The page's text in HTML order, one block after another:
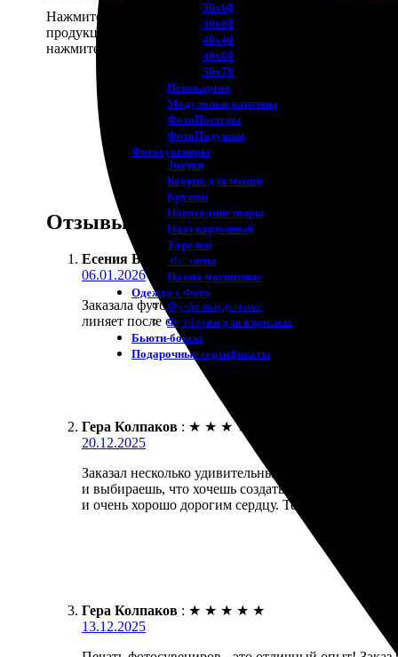
30х60
30х90
40х40
40х60
50х70
Пенокартон
Модульные картины
ФотоПостеры
ФотоПодушки
Фотоcувениры
Значки
Коврик для мыши
Кружки
Новогодние шары
Пазл картонный
Тарелки
Магниты
Пазлы магнитные
Одежда с Фото
Футболки детские
Футболки для взрослых
Бьюти-боксы
Подарочные сертификаты
Нажмите «Сделать заказ», выберите тип
продукции, загрузите фотографии,
нажмите «Добавить в корзину».
Отзывы
Есения Воронина :
06.01.2026
Заказала футболку с принтом, но майку. Пришла
линяет после стирки.
Гера Колпаков : ★ ★ ★ ★
20.12.2025
Заказал несколько удивительных сувениров с
и выбираешь, что хочешь создать. Получил все в
и очень хорошо дорогим сердцу. Теперь знаю, где
Гера Колпаков : ★ ★ ★ ★ ★
13.12.2025